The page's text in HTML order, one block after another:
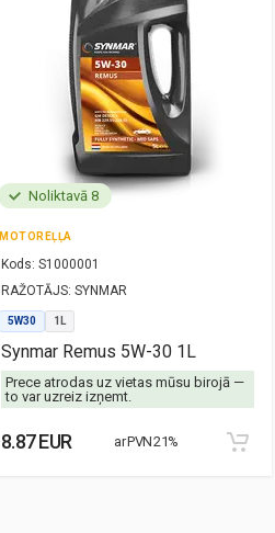
Noliktavā 8
MOTOREĻĻA
Kods: S1000001
RAŽOTĀJS: SYNMAR
5W30 1L
Synmar Remus 5W-30 1L
Prece atrodas uz vietas mūsu birojā —
to var uzreiz izņemt.
8.87 EUR ar PVN 21%